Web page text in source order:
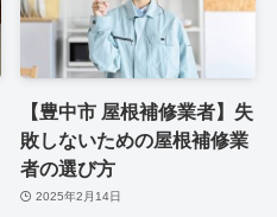
【豊中市 屋根補修業者】失
敗しないための屋根補修業
者の選び方
2025年2月14日